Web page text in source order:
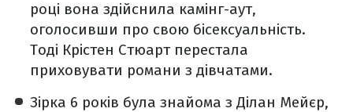
році вона здійснила камінг-аут,
оголосивши про свою бісексуальність.
Тоді Крістен Стюарт перестала
приховувати романи з дівчатами.
Зірка 6 років була знайома з Ділан Мейєр,